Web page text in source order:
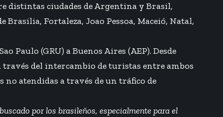
distintas ciudades de Argentina y Brasil,
Fortaleza, Joao Pessoa, Maceió, Natal,
Paulo (GRU) a Buenos Aires (AEP). Desde
través del intercambio de turistas entre ambos
no atendidas a través de un tráfico de
por los brasileños, especialmente para el